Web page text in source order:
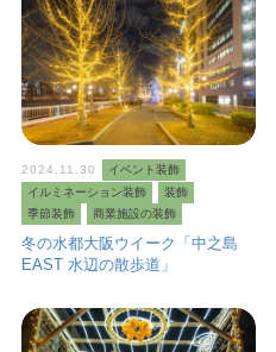
冬の水都大阪ウイーク「中之島
EAST 水辺の散歩道」
2024.11.30
イベント装飾
イルミネーション装飾
装飾
季節装飾
商業施設の装飾